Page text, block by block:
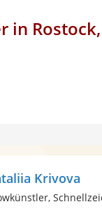
in
Krivova